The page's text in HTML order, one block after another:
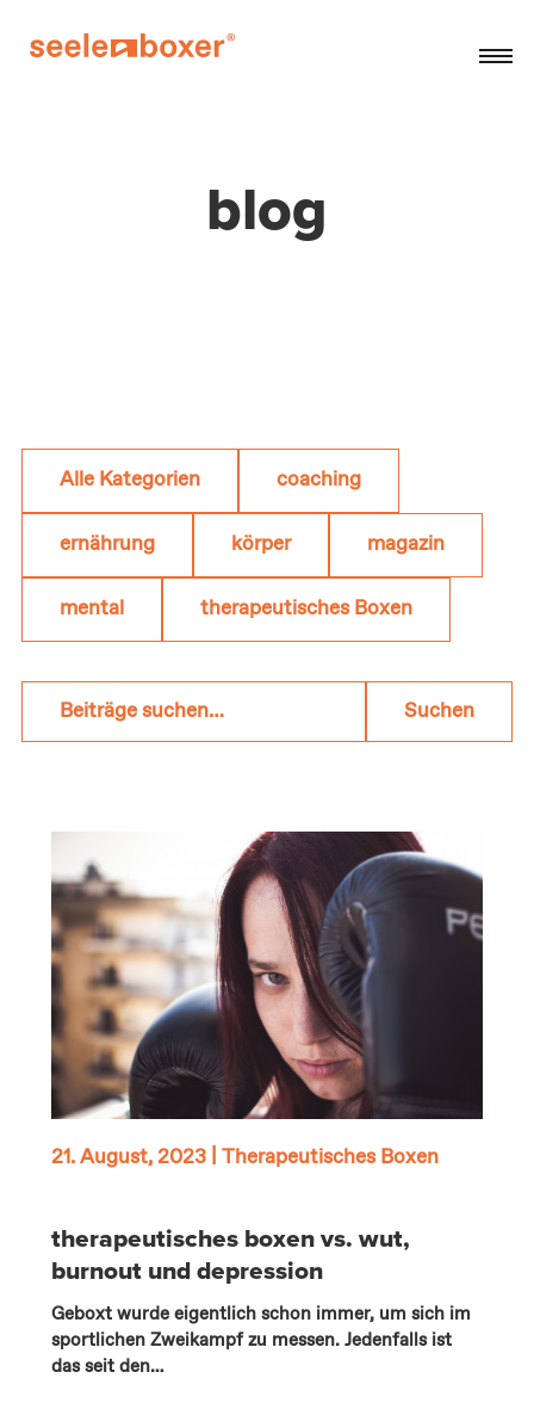
blog
Alle Kategorien coaching
ernährung körper magazin
mental therapeutisches Boxen
Suchen
21. August, 2023 | Therapeutisches Boxen
therapeutisches boxen vs. wut,
burnout und depression
Geboxt wurde eigentlich schon immer, um sich im
sportlichen Zweikampf zu messen. Jedenfalls ist
das seit den…